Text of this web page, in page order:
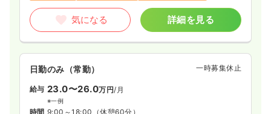
気になる 詳細を見る
日勤のみ（常勤） 一時募集休止
給与 23.0〜26.0万円/月
※一例
時間 9:00～18:00 （休憩60分）